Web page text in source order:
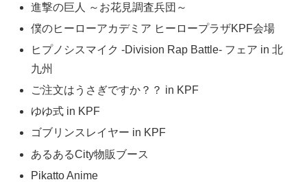
進撃の巨人 ～お花見調査兵団～
僕のヒーローアカデミア ヒーロープラザKPF会場
ヒプノシスマイク -Division Rap Battle- フェア in 北
九州
ご注文はうさぎですか？？ in KPF
ゆゆ式 in KPF
ゴブリンスレイヤー in KPF
あるあるCity物販ブース
Pikatto Anime